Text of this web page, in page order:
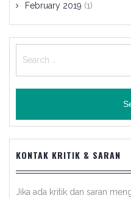
February 2019 (1)
for:
KONTAK KRITIK & SARAN
Jika ada kritik dan saran